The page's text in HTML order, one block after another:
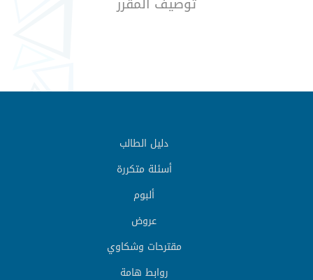
دليل الطالب
أسئلة متكررة
ألبوم
عروض
مقترحات وشكاوي
روابط هامة